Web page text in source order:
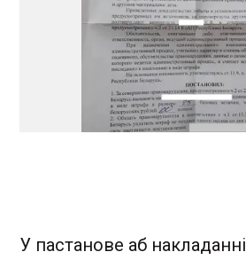
У пастанове аб накладанні